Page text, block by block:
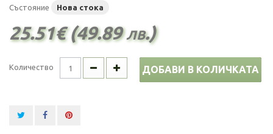
Състояние Нова стока
25.51€ (49.89 лв.)
Количество ДОБАВИ В КОЛИЧКАТА